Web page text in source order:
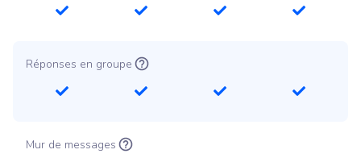
Réponses en groupe
Mur de messages